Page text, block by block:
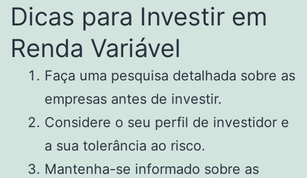
Dicas para Investir em
Renda Variável
Faça uma pesquisa detalhada sobre as
empresas antes de investir.
Considere o seu perfil de investidor e
a sua tolerância ao risco.
Mantenha-se informado sobre as